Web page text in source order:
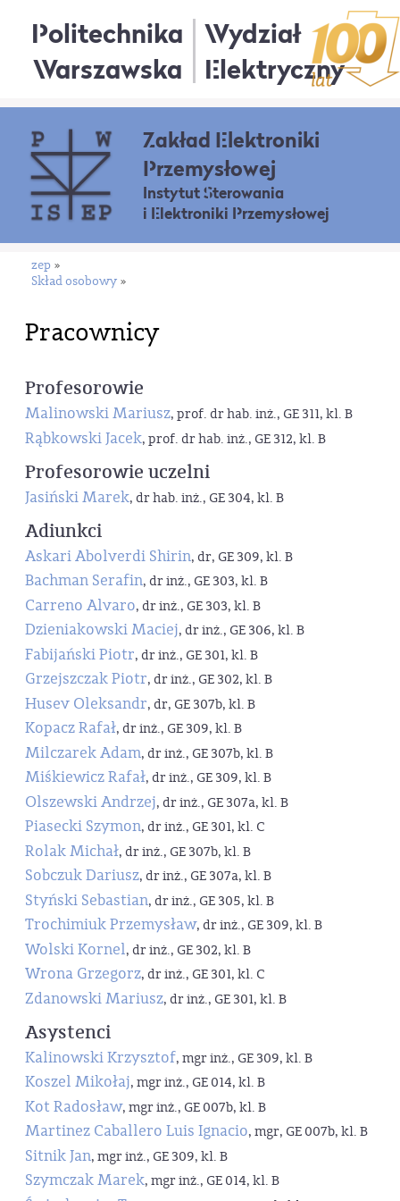
Politechnika
Warszawska
Wydział
Elektryczny
Zakład Elektroniki
Przemysłowej
Instytut Sterowania
i Elektroniki Przemysłowej
zep »
Skład osobowy »
Pracownicy
Profesorowie
Malinowski Mariusz, prof. dr hab. inż., GE 311, kl. B
Rąbkowski Jacek, prof. dr hab. inż., GE 312, kl. B
Profesorowie uczelni
Jasiński Marek, dr hab. inż., GE 304, kl. B
Adiunkci
Askari Abolverdi Shirin, dr, GE 309, kl. B
Bachman Serafin, dr inż., GE 303, kl. B
Carreno Alvaro, dr inż., GE 303, kl. B
Dzieniakowski Maciej, dr inż., GE 306, kl. B
Fabijański Piotr, dr inż., GE 301, kl. B
Grzejszczak Piotr, dr inż., GE 302, kl. B
Husev Oleksandr, dr, GE 307b, kl. B
Kopacz Rafał, dr inż., GE 309, kl. B
Milczarek Adam, dr inż., GE 307b, kl. B
Miśkiewicz Rafał, dr inż., GE 309, kl. B
Olszewski Andrzej, dr inż., GE 307a, kl. B
Piasecki Szymon, dr inż., GE 301, kl. C
Rolak Michał, dr inż., GE 307b, kl. B
Sobczuk Dariusz, dr inż., GE 307a, kl. B
Styński Sebastian, dr inż., GE 305, kl. B
Trochimiuk Przemysław, dr inż., GE 309, kl. B
Wolski Kornel, dr inż., GE 302, kl. B
Wrona Grzegorz, dr inż., GE 301, kl. C
Zdanowski Mariusz, dr inż., GE 301, kl. B
Asystenci
Kalinowski Krzysztof, mgr inż., GE 309, kl. B
Koszel Mikołaj, mgr inż., GE 014, kl. B
Kot Radosław, mgr inż., GE 007b, kl. B
Martinez Caballero Luis Ignacio, mgr, GE 007b, kl. B
Sitnik Jan, mgr inż., GE 309, kl. B
Szymczak Marek, mgr inż., GE 014, kl. B